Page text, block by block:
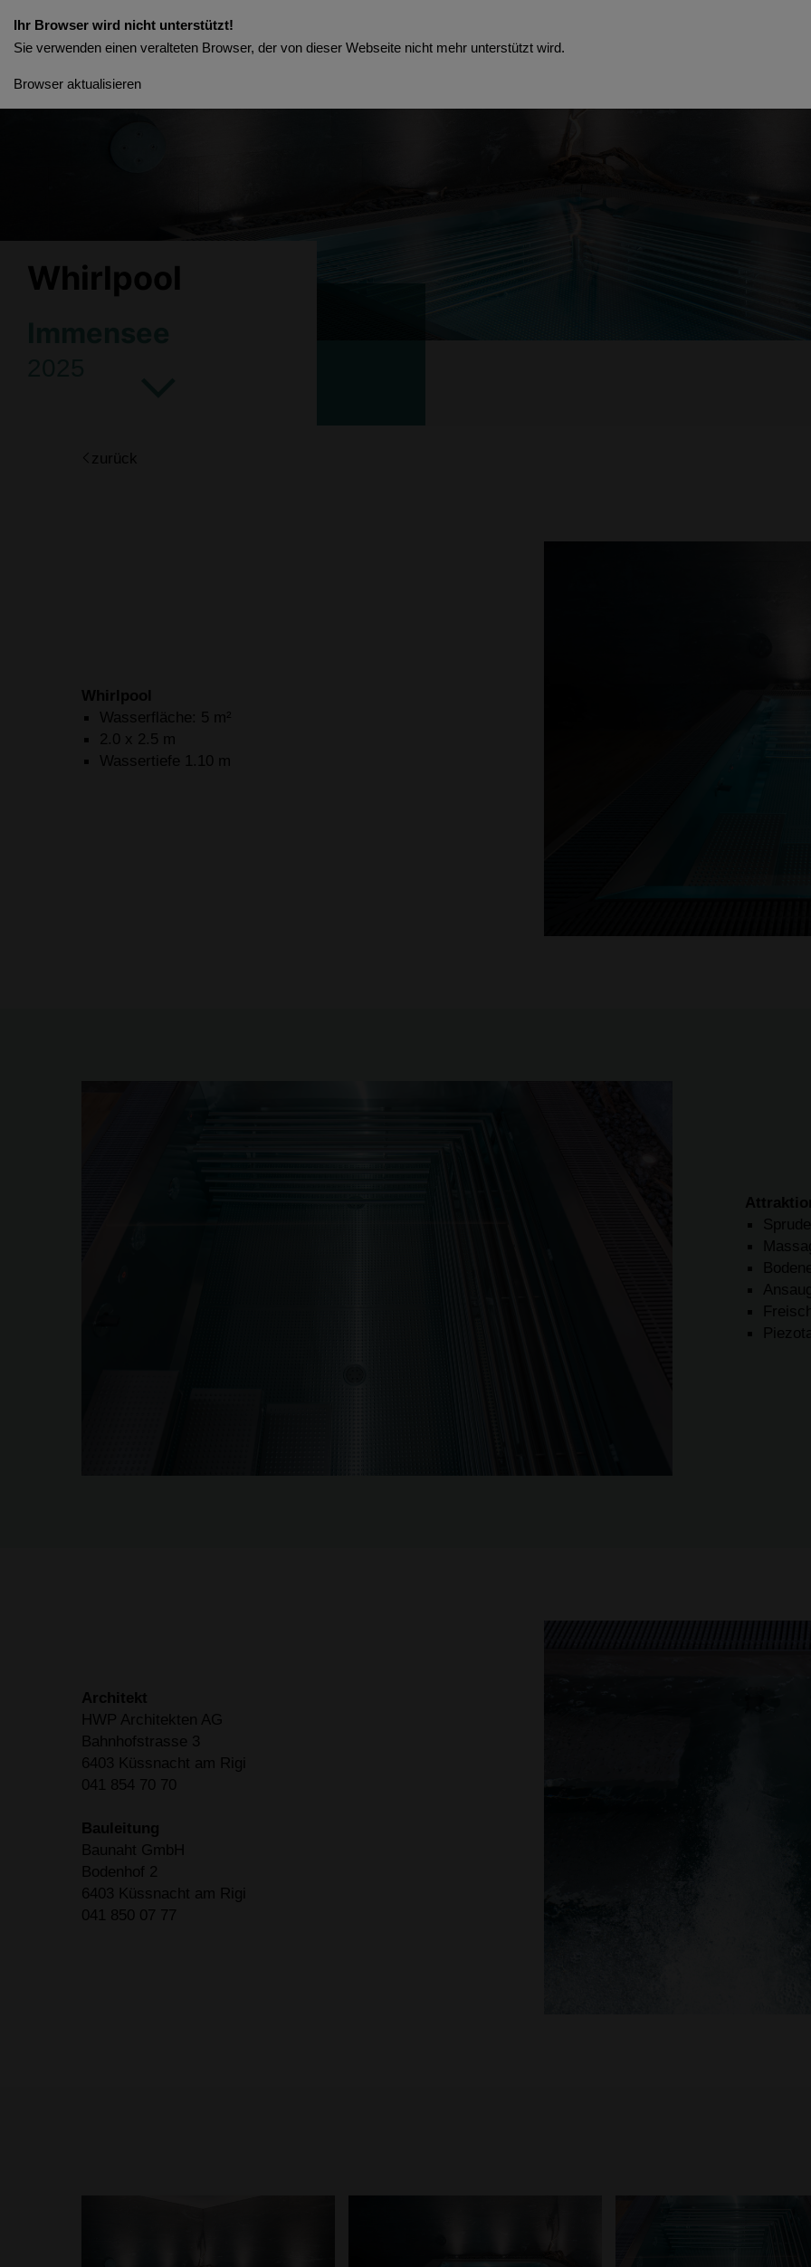
Whirlpool
zurück
Whirlpool
Wasserfläche: 5 m²
2.0 x 2.5 m
Wassertiefe 1.10 m
Architekt
HWP Architekten AG
Bahnhofstrasse 3
6403 Küssnacht am Rigi
041 854 70 70
Bauleitung
Baunaht GmbH
Bodenhof 2
6403 Küssnacht am Rigi
041 850 07 77
Ihr Browser wird nicht unterstützt!
Sie verwenden einen veralteten Browser, der von dieser Webseite nicht mehr unterstützt wird.
Browser aktualisieren